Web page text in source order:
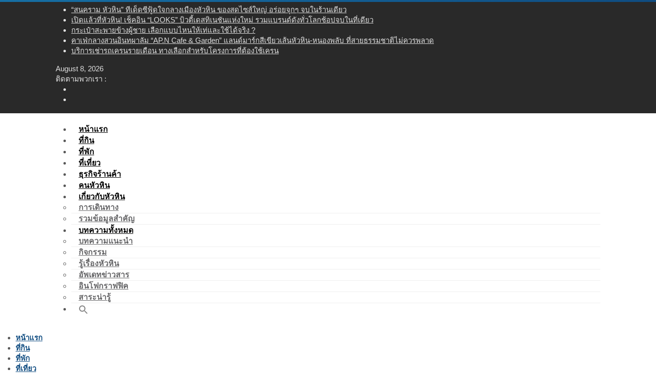
“สนคราม หัวหิน” ทีเด็ดซีฟู้ดใจกลางเมืองหัวหิน ของสดไซส์ใหญ่ อร่อยจุกๆ จบในร้านเดียว
เปิดแล้วที่หัวหิน! เช็คอิน “LOOKS” บิวตี้เดสทิเนชันแห่งใหม่ รวมแบรนด์ดังทั่วโลกช้อปจบในที่เดียว
กระเป๋าสะพายข้างผู้ชาย เลือกแบบไหนให้เท่และใช้ได้จริง ?
คาเฟ่กลางสวนอินทผาลัม “AP.N Cafe & Garden” แลนด์มาร์กสีเขียวเส้นหัวหิน-หนองพลับ ที่สายธรรมชาติไม่ควรพลาด
บริการเช่ารถเครนรายเดือน ทางเลือกสำหรับโครงการที่ต้องใช้เครน
August 8, 2026
ติดตามพวกเรา :
หน้าแรก
ที่กิน
ที่พัก
ที่เที่ยว
ธุรกิจร้านค้า
คนหัวหิน
เกี่ยวกับหัวหิน
การเดินทาง
รวมข้อมูลสำคัญ
บทความทั้งหมด
บทความแนะนำ
กิจกรรม
รู้เรื่องหัวหิน
อัพเดทข่าวสาร
อินโฟกราฟฟิค
สาระน่ารู้
หน้าแรก
ที่กิน
ที่พัก
ที่เที่ยว